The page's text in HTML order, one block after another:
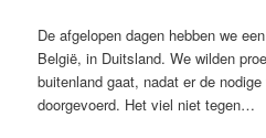
De afgelopen dagen hebben we
België, in Duitsland. We wilden
buitenland gaat, nadat er de
doorgevoerd. Het viel niet tegen…